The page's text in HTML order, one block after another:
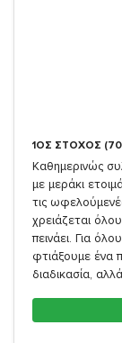
1ΟΣ ΣΤΟΧΟΣ
Καθημερινώς
με μεράκι
τις
χρειάζεται
πεινάει. Για
φτιάξουμε ένα
διαδικασία,